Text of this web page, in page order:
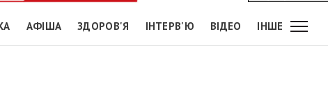
АФІША ЗДОРОВ'Я ІНТЕРВ'Ю ВІДЕО ІНШЕ